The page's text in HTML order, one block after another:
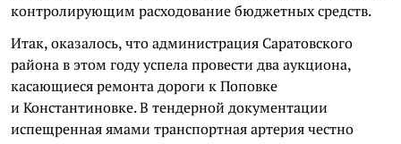
контролирующим расходование бюджетных средств.
Итак, оказалось, что администрация Саратовского
района в этом году успела провести два аукциона,
касающиеся ремонта дороги к Поповке
и Константиновке. В тендерной документации
испещренная ямами транспортная артерия честно